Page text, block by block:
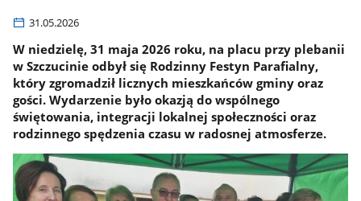
31.05.2026
W niedzielę, 31 maja 2026 roku, na placu przy plebanii
w Szczucinie odbył się Rodzinny Festyn Parafialny,
który zgromadził licznych mieszkańców gminy oraz
gości. Wydarzenie było okazją do wspólnego
świętowania, integracji lokalnej społeczności oraz
rodzinnego spędzenia czasu w radosnej atmosferze.